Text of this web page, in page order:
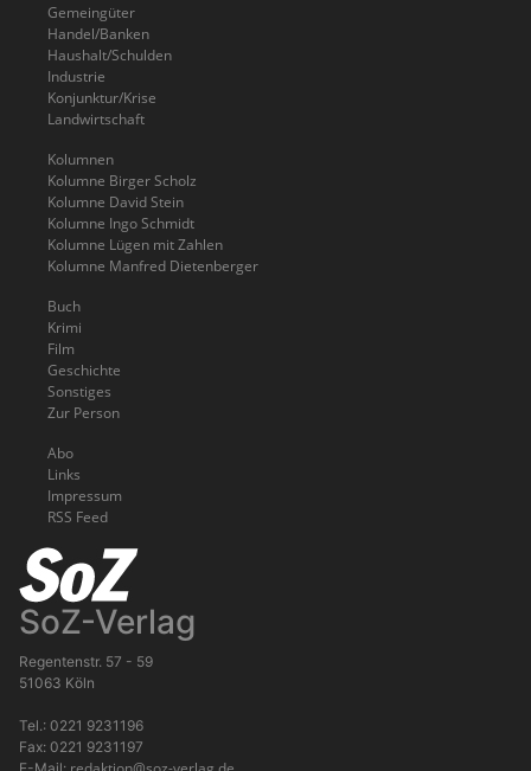
Gemeingüter
Handel/Banken
Haushalt/Schulden
Industrie
Konjunktur/Krise
Landwirtschaft
Kolumnen
Kolumne Birger Scholz
Kolumne David Stein
Kolumne Ingo Schmidt
Kolumne Lügen mit Zahlen
Kolumne Manfred Dietenberger
Buch
Krimi
Film
Geschichte
Sonstiges
Zur Person
Abo
Links
Impressum
RSS Feed
SoZ-Verlag
Regentenstr. 57 - 59
51063 Köln
Tel.: 0221 9231196
Fax: 0221 9231197